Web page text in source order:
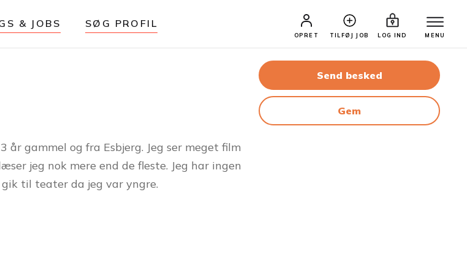
& JOBS SØG PROFIL
OPRET TILFØJ JOB LOG IND MENU
år gammel og fra Esbjerg. Jeg ser meget film
jeg nok mere end de fleste. Jeg har ingen
til teater da jeg var yngre.
Send besked
Gem